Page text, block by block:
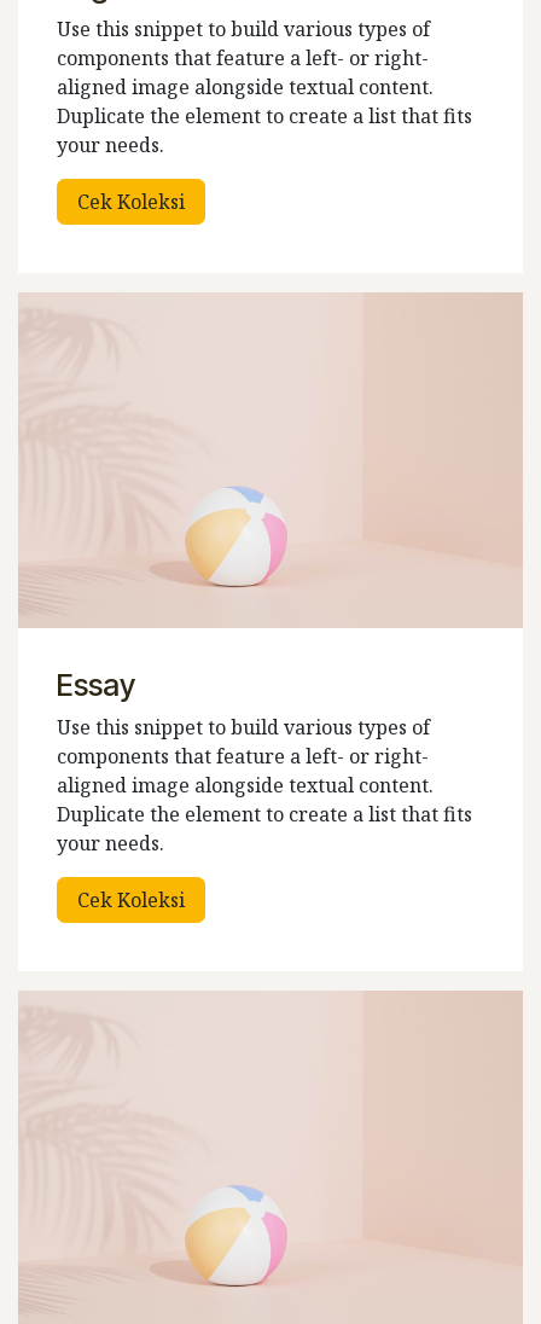
Use this snippet to build various types of
components that feature a left- or right-
aligned image alongside textual content.
Duplicate the element to create a list that fits
your needs.
Cek Koleksi
Essay
Use this snippet to build various types of
components that feature a left- or right-
aligned image alongside textual content.
Duplicate the element to create a list that fits
your needs.
Cek Koleksi​